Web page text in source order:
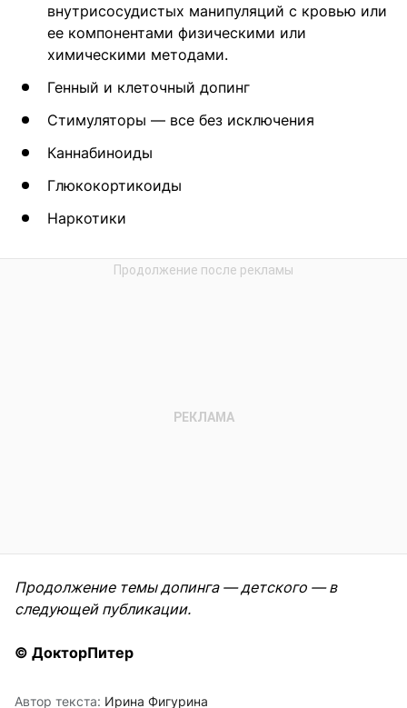
внутрисосудистых манипуляций с кровью или
ее компонентами физическими или
химическими методами.
Генный и клеточный допинг
Стимуляторы — все без исключения
Каннабиноиды
Глюкокортикоиды
Наркотики
Продолжение темы допинга — детского — в
следующей публикации.
© ДокторПитер
Автор текста: Ирина Фигурина